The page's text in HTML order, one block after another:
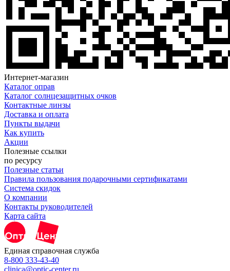
Интернет-магазин
Каталог оправ
Каталог солнцезащитных очков
Контактные линзы
Доставка и оплата
Пункты выдачи
Как купить
Акции
Полезные ссылки
по ресурсу
Полезные статьи
Правила пользования подарочными сертификатами
Система скидок
О компании
Контакты руководителей
Карта сайта
Единая справочная служба
8-800 333-43-40
clinica@optic-center.ru